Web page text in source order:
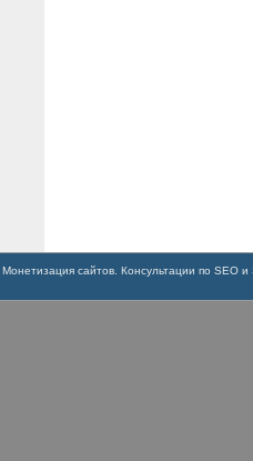
Монетизация сайтов. Консультации по SEO